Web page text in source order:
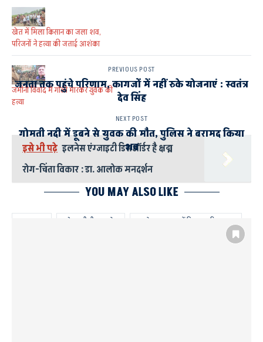
खेत में मिला किसान का जला शव,
परिजनों ने हत्या की जताई आशंका
जमीनी विवाद में गोली मारकर युवक की
हत्या
इसे भी पढ़े इलनेस एंग्जाइटी डिसऑर्डर है क्षद्म
रोग-चिंता विकार : डा. आलोक मनदर्शन
कोतवाली बीकापुर क्षेत्र घर के बाहर छप्पर में मिला क्षत विक्षत शव
PREVIOUS POST
जनता तक पहुंचे परिणाम, कागजों में नहीं रुके योजनाएं : स्वतंत्र
देव सिंह
NEXT POST
गोमती नदी में डूबने से युवक की मौत, पुलिस ने बरामद किया
शव
YOU MAY ALSO LIKE